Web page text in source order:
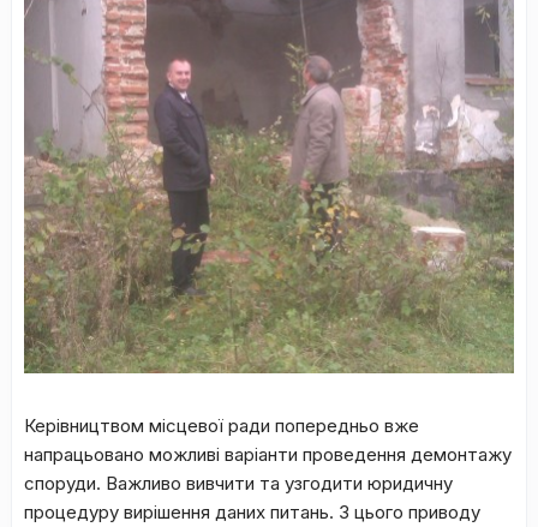
Керівництвом місцевої ради попередньо вже
напрацьовано можливі варіанти проведення демонтажу
споруди. Важливо вивчити та узгодити юридичну
процедуру вирішення даних питань. З цього приводу